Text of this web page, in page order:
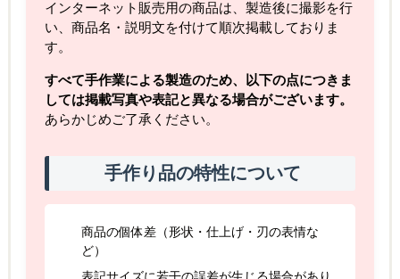
インターネット販売用の商品は、製造後に撮影を行
い、商品名・説明文を付けて順次掲載しておりま
す。
すべて手作業による製造のため、以下の点につきま
しては掲載写真や表記と異なる場合がございます。
あらかじめご了承ください。
手作り品の特性について
商品の個体差（形状・仕上げ・刃の表情な
ど）